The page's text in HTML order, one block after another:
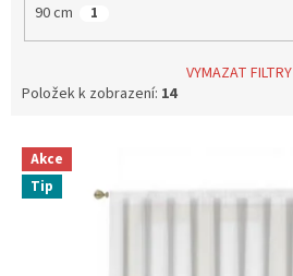
90 cm 1
VYMAZAT FILTRY
Položek k zobrazení: 14
V
p
Akce
Tip